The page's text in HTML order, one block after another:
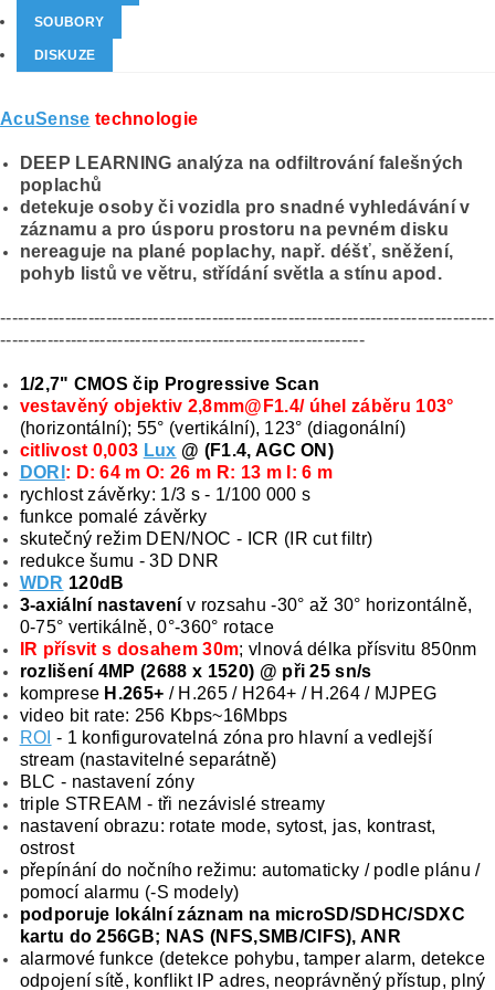
SOUBORY
DISKUZE
AcuSense technologie
DEEP LEARNING analýza na odfiltrování falešných
poplachů
detekuje osoby či vozidla pro snadné vyhledávání v
záznamu a pro úsporu prostoru na pevném disku
nereaguje na plané poplachy, např. déšť, sněžení,
pohyb listů ve větru, střídání světla a stínu apod.
------------------------------------------------------------------------------------
--------------------------------------------------------------
1/2,7" CMOS čip Progressive Scan
vestavěný objektiv 2,8mm@F1.4/ úhel záběru 103°
(horizontální); 55° (vertikální), 123° (diagonální)
citlivost 0,003 Lux @ (F1.4, AGC ON)
DORI : D: 64 m O: 26 m R: 13 m I: 6 m
rychlost závěrky: 1/3 s - 1/100 000 s
funkce pomalé závěrky
skutečný režim DEN/NOC - ICR (IR cut filtr)
redukce šumu - 3D DNR
WDR 120dB
3-axiální nastavení v rozsahu -30° až 30° horizontálně,
0-75° vertikálně, 0°-360° rotace
IR přísvit s dosahem 30m; vlnová délka přísvitu 850nm
rozlišení 4MP (2688 x 1520) @ při 25 sn/s
komprese H.265+ / H.265 / H264+ / H.264 / MJPEG
video bit rate: 256 Kbps~16Mbps
ROI - 1 konfigurovatelná zóna pro hlavní a vedlejší
stream (nastavitelné separátně)
BLC - nastavení zóny
triple STREAM - tři nezávislé streamy
nastavení obrazu: rotate mode, sytost, jas, kontrast,
ostrost
přepínání do nočního režimu: automaticky / podle plánu /
pomocí alarmu (-S modely)
podporuje lokální záznam na microSD/SDHC/SDXC
kartu do 256GB; NAS (NFS,SMB/CIFS), ANR
alarmové funkce (detekce pohybu, tamper alarm, detekce
odpojení sítě, konflikt IP adres, neoprávněný přístup, plný